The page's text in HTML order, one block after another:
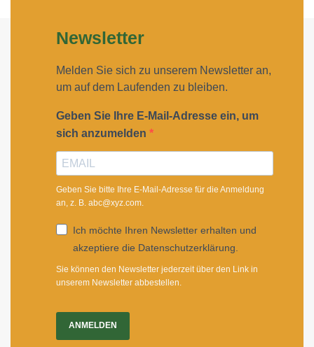
Newsletter
Melden Sie sich zu unserem Newsletter an,
um auf dem Laufenden zu bleiben.
Geben Sie Ihre E-Mail-Adresse ein, um
sich anzumelden
Geben Sie bitte Ihre E-Mail-Adresse für die Anmeldung
an, z. B. abc@xyz.com.
Ich möchte Ihren Newsletter erhalten und
akzeptiere die Datenschutzerklärung.
Sie können den Newsletter jederzeit über den Link in
unserem Newsletter abbestellen.
ANMELDEN